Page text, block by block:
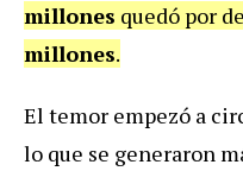
millones quedó por
millones.
El temor empezó a
lo que se generaron